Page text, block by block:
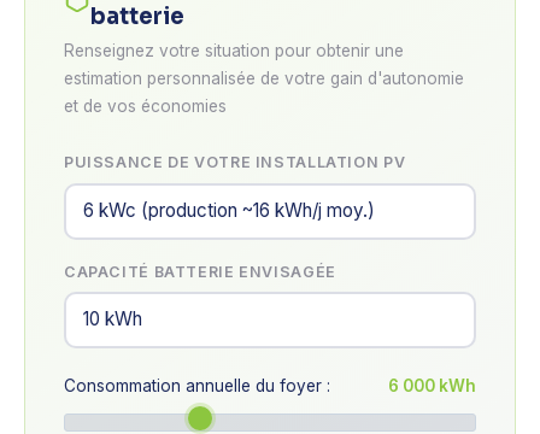
batterie
Renseignez votre situation pour obtenir une
estimation personnalisée de votre gain d'autonomie
et de vos économies
PUISSANCE DE VOTRE INSTALLATION PV
CAPACITÉ BATTERIE ENVISAGÉE
Consommation annuelle du foyer : 6 000 kWh